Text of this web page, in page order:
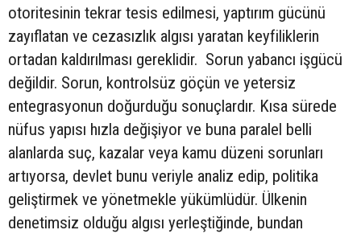
otoritesinin tekrar tesis edilmesi, yaptırım gücünü
zayıflatan ve cezasızlık algısı yaratan keyfiliklerin
ortadan kaldırılması gereklidir. Sorun yabancı işgücü
değildir. Sorun, kontrolsüz göçün ve yetersiz
entegrasyonun doğurduğu sonuçlardır. Kısa sürede
nüfus yapısı hızla değişiyor ve buna paralel belli
alanlarda suç, kazalar veya kamu düzeni sorunları
artıyorsa, devlet bunu veriyle analiz edip, politika
geliştirmek ve yönetmekle yükümlüdür. Ülkenin
denetimsiz olduğu algısı yerleştiğinde, bundan